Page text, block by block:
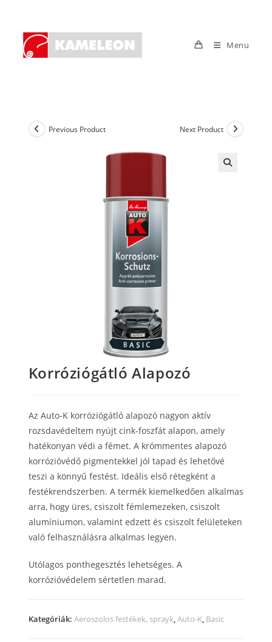
content
Menu
Previous Product Next Product
Korróziógátló Alapozó
Az Auto-K korróziógátló alapozó nagyon aktív
rozsdavédeltem nyújt cink-foszfát alapon, amely
hatékonyan védi a fémet. A krómmentes alapozó
korrózióvédő pigmentekkel jól tapad és lehetővé
teszi a könnyű festést. Ideális első rétegként a
festékrendszerben. A termék kiemelkedően alkalmas
arra, hogy üres, csiszolt fémlemezeken, csiszolt
alumíniumon, valamint edzett és csiszolt felületeken
való felhasználásra alkalmas legyen.
Utólagos ponthegesztés lehetséges. A
korrózióvédelem sértetlen marad.
Kategóriák: Aeroszolos festékek, sprayk Auto-K, Basic